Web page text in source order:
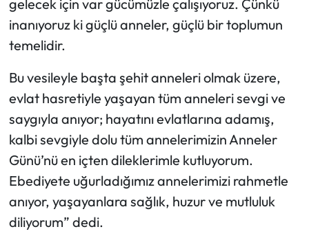
gelecek için var gücümüzle çalışıyoruz. Çünkü
inanıyoruz ki güçlü anneler, güçlü bir toplumun
temelidir.
Bu vesileyle başta şehit anneleri olmak üzere,
evlat hasretiyle yaşayan tüm anneleri sevgi ve
saygıyla anıyor; hayatını evlatlarına adamış,
kalbi sevgiyle dolu tüm annelerimizin Anneler
Günü’nü en içten dileklerimle kutluyorum.
Ebediyete uğurladığımız annelerimizi rahmetle
anıyor, yaşayanlara sağlık, huzur ve mutluluk
diliyorum” dedi.